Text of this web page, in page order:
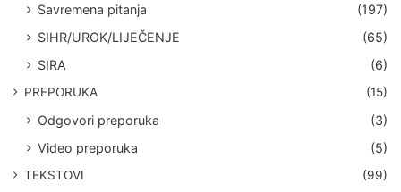
Savremena pitanja
(197)
SIHR/UROK/LIJEČENJE
(65)
SIRA
(6)
PREPORUKA (15)
Odgovori preporuka
(3)
Video preporuka
(5)
TEKSTOVI
(99)